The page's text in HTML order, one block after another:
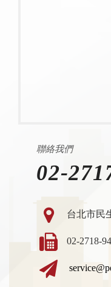
聯絡我們
02-
台北市民
02-2718-